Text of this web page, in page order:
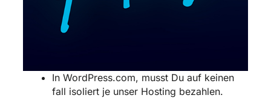
In WordPress.com, musst Du auf keinen
fall isoliert je unser Hosting bezahlen.